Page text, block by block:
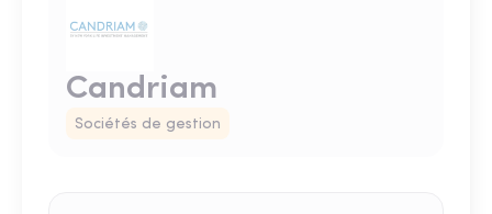
Candriam
Sociétés de gestion